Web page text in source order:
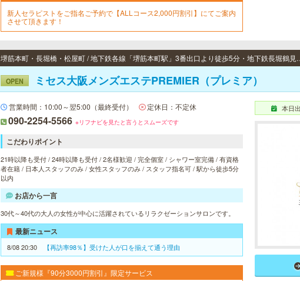
新人セラピストをご指名ご予約で【ALLコース2,000円割引】にてご案内
させて頂きます！
堺筋本町・長堀橋・松屋町 / 地下鉄各線「堺筋本町駅
OPEN ミセス大阪メンズエステPREMIER（プレミア）
営業時間：10:00～翌5:00（最終受付） 定休日：不定休
090-2254-5566 ※リフナビを見たと言うとスムーズです
こだわりポイント
21時以降も受付 / 24時以降も受付 / 2名様歓迎 / 完全個室 / シャワー室完備 / 有資格
者在籍 / 日本人スタッフのみ / 女性スタッフのみ / スタッフ指名可 / 駅から徒歩5分
以内
お店から一言
30代～40代の大人の女性が中心に活躍されているリラクゼーションサロンです。
最新ニュース
8/08 20:30 【再訪率98％】受けた人が口を揃えて通う理由
ご新規様『90分3000円割引』限定サービス
本日